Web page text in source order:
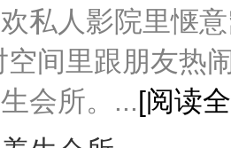
一家能一站式搞定吃
轻松愉悦的体验。杭
来一场彻夜狂欢，这